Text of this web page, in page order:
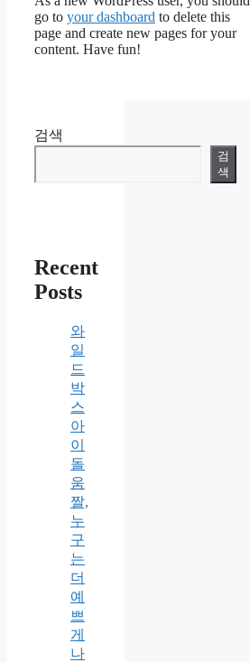
go to your dashboard to delete this
page and create new pages for your
content. Have fun!
검색
검
색
Recent
Posts
와
일
드
박
스
아
이
돌
움
짤,
누
구
는
더
예
쁘
게
나